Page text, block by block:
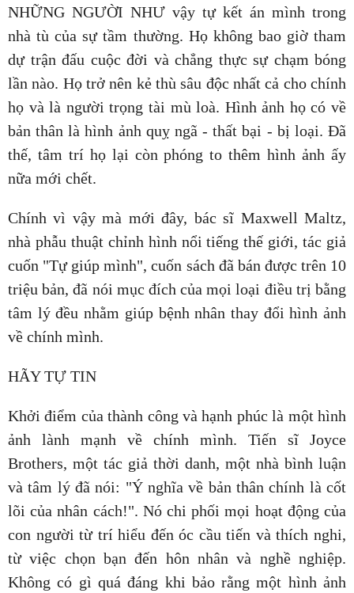
NHỮNG NGƯỜI NHƯ vậy tự kết án mình trong
nhà tù của sự tầm thường. Họ không bao giờ tham
dự trận đấu cuộc đời và chẳng thực sự chạm bóng
lần nào. Họ trở nên kẻ thù sâu độc nhất cả cho chính
họ và là người trọng tài mù loà. Hình ảnh họ có về
bản thân là hình ảnh quỵ ngã - thất bại - bị loại. Đã
thế, tâm trí họ lại còn phóng to thêm hình ảnh ấy
nữa mới chết.
Chính vì vậy mà mới đây, bác sĩ Maxwell Maltz,
nhà phẫu thuật chỉnh hình nổi tiếng thế giới, tác giả
cuốn "Tự giúp mình", cuốn sách đã bán được trên 10
triệu bản, đã nói mục đích của mọi loại điều trị bằng
tâm lý đều nhằm giúp bệnh nhân thay đổi hình ảnh
về chính mình.
HÃY TỰ TIN
Khởi điểm của thành công và hạnh phúc là một hình
ảnh lành mạnh về chính mình. Tiến sĩ Joyce
Brothers, một tác giả thời danh, một nhà bình luận
và tâm lý đã nói: "Ý nghĩa về bản thân chính là cốt
lõi của nhân cách!". Nó chi phối mọi hoạt động của
con người từ trí hiểu đến óc cầu tiến và thích nghi,
từ việc chọn bạn đến hôn nhân và nghề nghiệp.
Không có gì quá đáng khi bảo rằng một hình ảnh